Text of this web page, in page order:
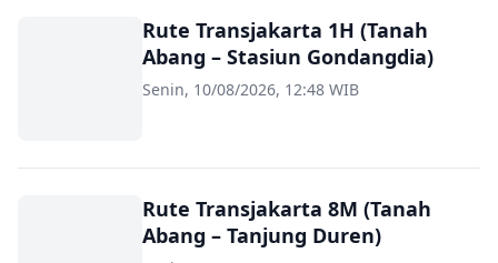
Rute Transjakarta 1H (Tanah
Abang – Stasiun Gondangdia)
Senin, 10/08/2026, 12:48 WIB
Rute Transjakarta 8M (Tanah
Abang – Tanjung Duren)